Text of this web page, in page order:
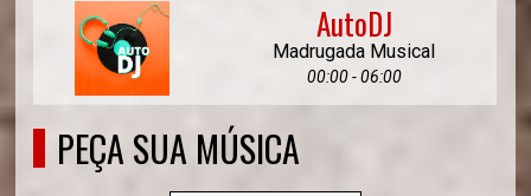
AutoDJ
Madrugada Musical
00:00 - 06:00
PEÇA SUA MÚSICA